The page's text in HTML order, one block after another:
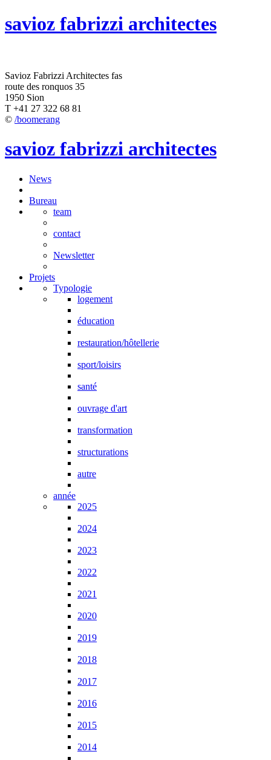
savioz fabrizzi architectes
Savioz Fabrizzi Architectes fas
route des ronquos 35
1950 Sion
T +41 27 322 68 81
© /boomerang
savioz fabrizzi architectes
News
Bureau
team
contact
Newsletter
Projets
Typologie
logement
éducation
restauration/hôtellerie
sport/loisirs
santé
ouvrage d'art
transformation
structurations
autre
année
2025
2024
2023
2022
2021
2020
2019
2018
2017
2016
2015
2014